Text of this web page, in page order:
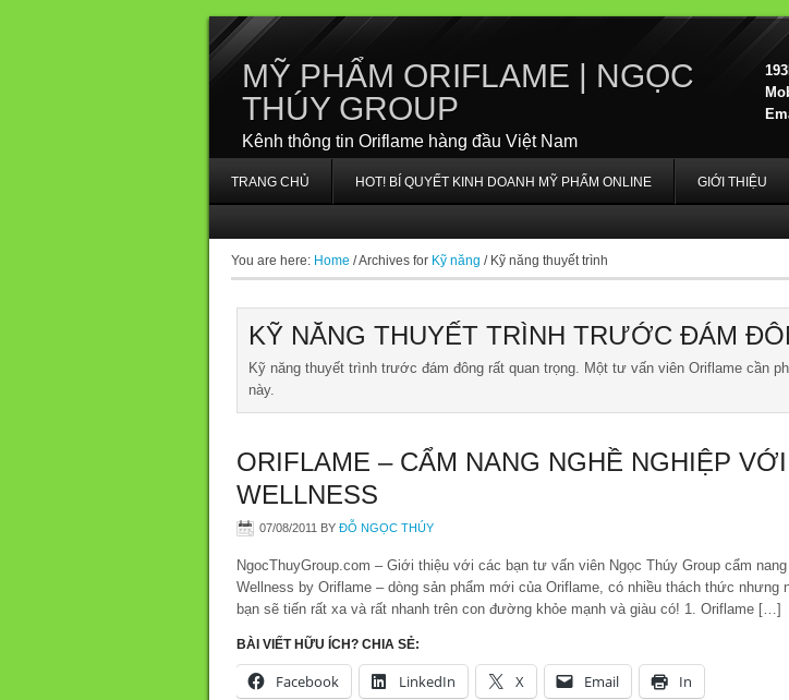
MỸ PHẨM ORIFLAME | NGỌC
THÚY GROUP
Kênh thông tin Oriflame hàng đầu Việt Nam
TRANG CHỦ HOT! BÍ QUYẾT KINH DOANH MỸ PHẨM ONLINE GIỚI THIỆU
You are here: Home /Archives for Kỹ năng /Kỹ năng thuyết trình
KỸ NĂNG THUYẾT TRÌNH TRƯỚC ĐÁM
Kỹ năng thuyết trình trước đám đông rất quan trọng. Một tư vấn viên Oriflame cần
này.
ORIFLAME – CẨM NANG NGHỀ NGHIỆP VỚI
WELLNESS
07/08/2011 BY ĐỖ NGỌC THÚY
NgocThuyGroup.com – Giới thiệu với các bạn tư vấn viên Ngọc Thúy Group cẩm
Wellness by Oriflame – dòng sản phẩm mới của Oriflame, có nhiều thách thức nhưng
bạn sẽ tiến rất xa và rất nhanh trên con đường khỏe mạnh và giàu có! 1. Oriflame […]
BÀI VIẾT HỮU ÍCH? CHIA SẺ:
Facebook LinkedIn X Email In